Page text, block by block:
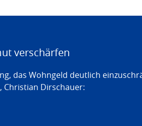
verschärfen
das Wohngeld deutlich
Christian Dirschauer: